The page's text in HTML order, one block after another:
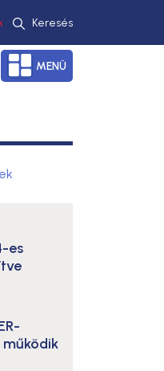
Keresés
MENÜ
es